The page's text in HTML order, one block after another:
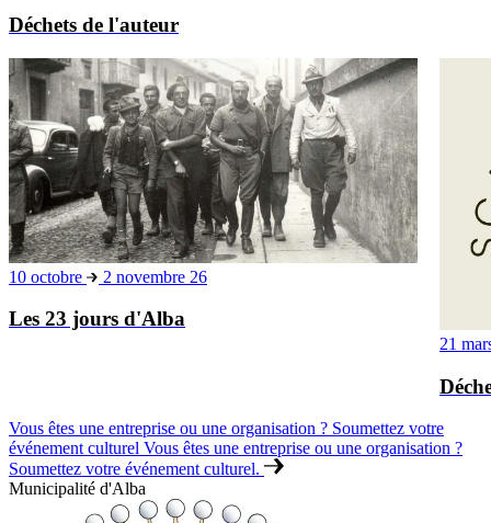
Déchets de l'auteur
10 octobre 2 novembre 26
Les 23 jours d'Alba
21
Vous êtes une entreprise ou une organisation ? Soumettez votre
événement culturel Vous êtes une entreprise ou une organisation ?
Soumettez votre événement culturel.
Municipalité d'Alba